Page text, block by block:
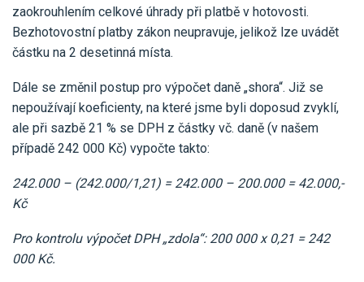
zaokrouhlením celkové úhrady při platbě v hotovosti.
Bezhotovostní platby zákon neupravuje, jelikož lze uvádět
částku na 2 desetinná místa.
Dále se změnil postup pro výpočet daně „shora“. Již se
nepoužívají koeficienty, na které jsme byli doposud zvyklí,
ale při sazbě 21 % se DPH z částky vč. daně (v našem
případě 242 000 Kč) vypočte takto:
242.000 – (242.000/1,21) = 242.000 – 200.000 = 42.000,-
Kč
Pro kontrolu výpočet DPH „zdola“: 200 000 x 0,21 = 242
000 Kč.